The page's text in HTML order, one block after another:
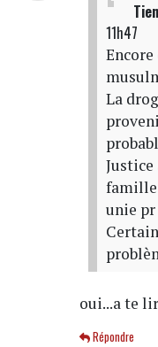
11h47
La
famille
unie pr
oui...a te
Répondre